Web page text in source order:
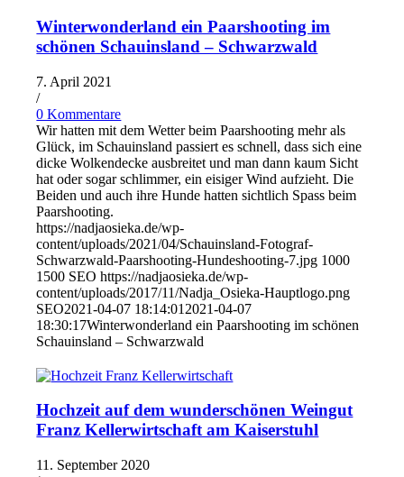
Winterwonderland ein Paarshooting im
schönen Schauinsland – Schwarzwald
7. April 2021
/
0 Kommentare
Wir hatten mit dem Wetter beim Paarshooting mehr als
Glück, im Schauinsland passiert es schnell, dass sich eine
dicke Wolkendecke ausbreitet und man dann kaum Sicht
hat oder sogar schlimmer, ein eisiger Wind aufzieht. Die
Beiden und auch ihre Hunde hatten sichtlich Spass beim
Paarshooting.
https://nadjaosieka.de/wp-
content/uploads/2021/04/Schauinsland-Fotograf-
Schwarzwald-Paarshooting-Hundeshooting-7.jpg 1000
1500 SEO https://nadjaosieka.de/wp-
content/uploads/2017/11/Nadja_Osieka-Hauptlogo.png
SEO2021-04-07 18:14:01 2021-04-07
18:30:17Winterwonderland ein Paarshooting im schönen
Schauinsland – Schwarzwald
Hochzeit auf dem wunderschönen Weingut
Franz Kellerwirtschaft am Kaiserstuhl
11. September 2020